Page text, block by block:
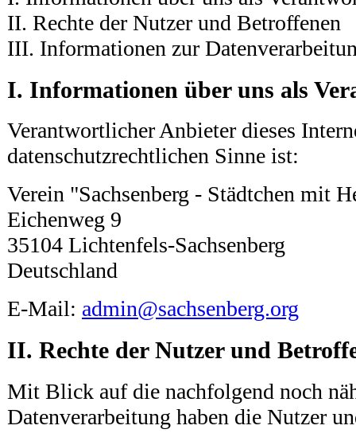
II. Rechte der Nutzer und Betroffenen
III. Informationen zur
I. Informationen über uns als
Verantwortlicher Anbieter dieses
datenschutzrechtlichen Sinne ist:
Verein "Sachsenberg - Städtchen mit
Eichenweg 9
35104 Lichtenfels-Sachsenberg
Deutschland
E-Mail: admin@sachsenberg.org
II. Rechte der Nutzer und
Mit Blick auf die nachfolgend noch
Datenverarbeitung haben die Nutzer